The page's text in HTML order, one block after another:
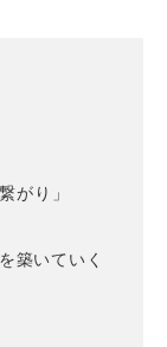
がり」
築いていく